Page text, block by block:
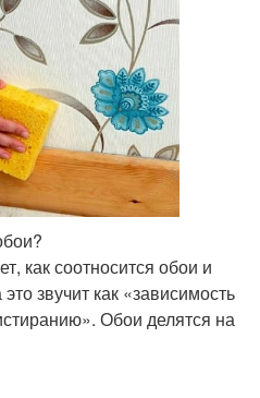
как соотносится обои и
звучит как «зависимость
Обои делятся на